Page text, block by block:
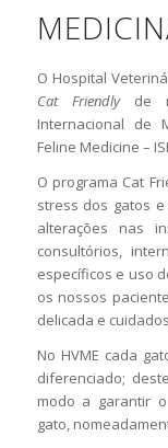
O Hospital
Cat Friendlyde
Internacional de
Feline Medicine –
O programa Cat
stress dos gatos
alterações nas
consultórios,
específicos e uso
os nossos
delicada e
No HVME cada
diferenciado;
modo a garantir
gato,